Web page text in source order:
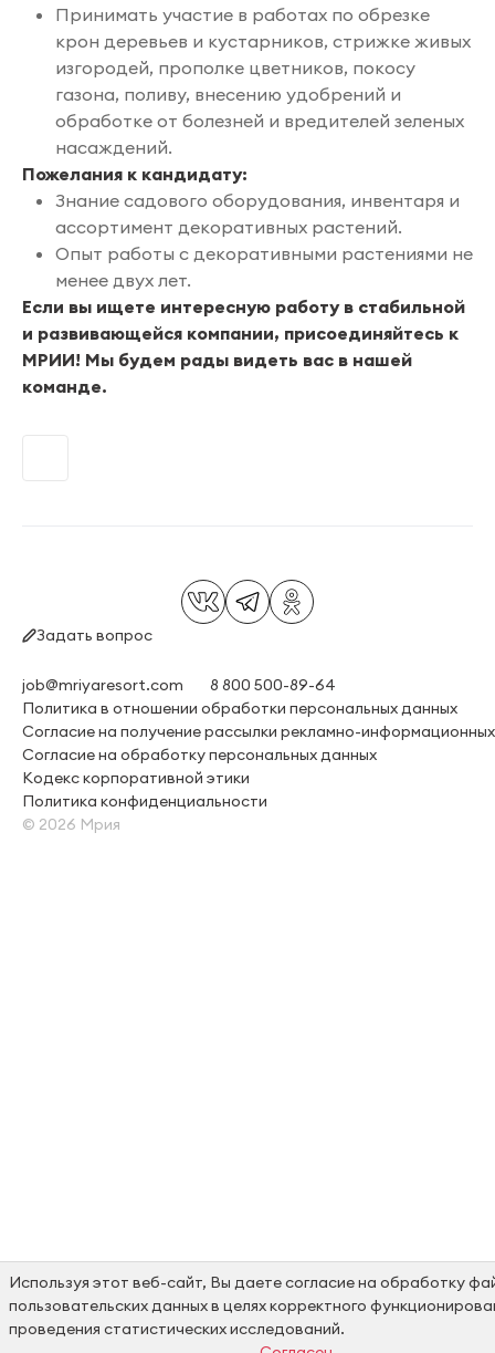
Принимать участие в работах по обрезке
крон деревьев и кустарников, стрижке живых
изгородей, прополке цветников, покосу
газона, поливу, внесению удобрений и
обработке от болезней и вредителей зеленых
насаждений.
Пожелания к кандидату:
Знание садового оборудования, инвентаря и
ассортимент декоративных растений.
Опыт работы с декоративными растениями не
менее двух лет.
Если вы ищете интересную работу в стабильной
и развивающейся компании, присоединяйтесь к
МРИИ! Мы будем рады видеть вас в нашей
команде.
© 2026 Мрия
Политика конфиденциальности
Кодекс корпоративной этики
Согласие на обработку персональных данных
Согласие на получение рассылки рекламно-
Политика в отношении обработки персональных данных
job@mriyaresort.com 8 800 500-89-64
Задать вопрос
Используя этот веб-сайт, Вы даете согласие на обработку
пользовательских данных в целях корректного
проведения статистических исследований.